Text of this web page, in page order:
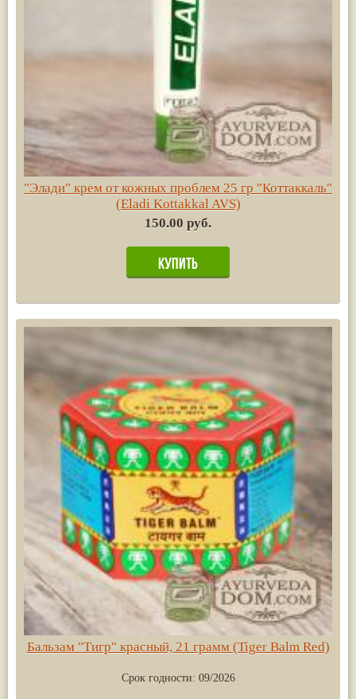
"Элади" крем от кожных проблем 25 гр "Коттаккаль"
(Eladi Kottakkal AVS)
150.00 руб.
Бальзам "Тигр" красный, 21 грамм (Tiger Balm Red)
Срок годности: 09/2026